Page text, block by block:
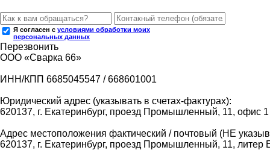
Я согласен с условиями обработки моих
персональных данных
Перезвонить
ООО «Сварка 66»
ИНН/КПП 6685045547 / 668601001
Юридический адрес (указывать в счетах-фактурах):
620137, г. Екатеринбург, проезд Промышленный, 11, офис 1
Адрес местоположения фактический / почтовый (НЕ
620137, г. Екатеринбург, проезд Промышленный, 11, литер